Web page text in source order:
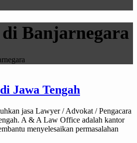
di Banjarnegara
Jawa Tengah
jasa Lawyer / Advokat / Pengacara
A & A Law Office adalah kantor
menyelesaikan permasalahan